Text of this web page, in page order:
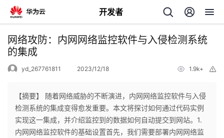
开发者
返
回
个
网络攻防：内网网络监控软件与入侵检测系统
的集成
yd_267761811 2023/12/18 1.9k+
【摘要】 随着网络威胁的不断演进，内网网络监控软件与入侵
检测系统的集成变得愈发重要。本文将探讨如何通过代码实例
实现这一集成，并介绍监控到的数据如何自动提交到网站。1.
内网网络监控软件的基础设置首先，我们需要部署内网网络监